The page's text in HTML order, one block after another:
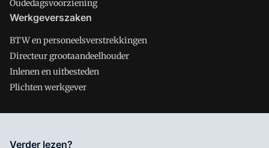
Oudedagsvoorziening
Werkgeverszaken
BTW en personeelsverstrekkingen
Directeur grootaandeelhouder
Inlenen en uitbesteden
Plichten werkgever
Salarisnet is onderdeel van VMN media. Lees in
Verder lezen?